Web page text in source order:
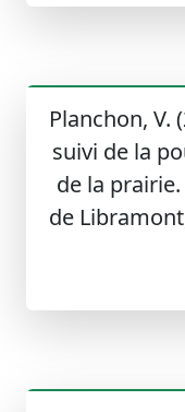
Planchon, V.
suivi de la
de la
de